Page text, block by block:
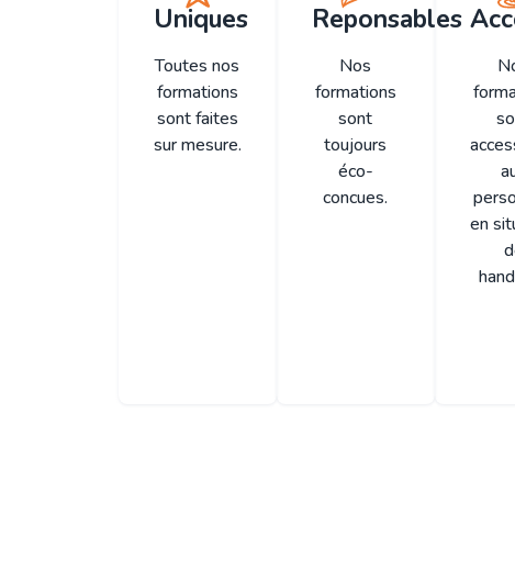
Uniques
Toutes nos
formations
sont faites
sur mesure.
Reponsables
Nos
formations
sont
toujours
éco-
concues.
en